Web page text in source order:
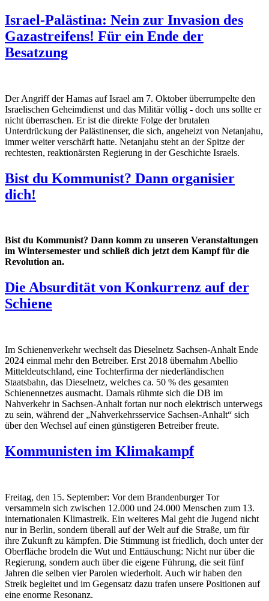
Israel-Palästina: Nein zur Invasion des
Gazastreifens! Für ein Ende der
Besatzung
Der Angriff der Hamas auf Israel am 7. Oktober überrumpelte den
Israelischen Geheimdienst und das Militär völlig - doch uns sollte er
nicht überraschen. Er ist die direkte Folge der brutalen
Unterdrückung der Palästinenser, die sich, angeheizt von Netanjahu,
immer weiter verschärft hatte. Netanjahu steht an der Spitze der
rechtesten, reaktionärsten Regierung in der Geschichte Israels.
Bist du Kommunist? Dann organisier
dich!
Bist du Kommunist? Dann komm zu unseren Veranstaltungen
im Wintersemester und schließ dich jetzt dem Kampf für die
Revolution an.
Die Absurdität von Konkurrenz auf der
Schiene
Im Schienenverkehr wechselt das Dieselnetz Sachsen-Anhalt Ende
2024 einmal mehr den Betreiber. Erst 2018 übernahm Abellio
Mitteldeutschland, eine Tochterfirma der niederländischen
Staatsbahn, das Dieselnetz, welches ca. 50 % des gesamten
Schienennetzes ausmacht. Damals rühmte sich die DB im
Nahverkehr in Sachsen-Anhalt fortan nur noch elektrisch unterwegs
zu sein, während der „Nahverkehrsservice Sachsen-Anhalt“ sich
über den Wechsel auf einen günstigeren Betreiber freute.
Kommunisten im Klimakampf
Freitag, den 15. September: Vor dem Brandenburger Tor
versammeln sich zwischen 12.000 und 24.000 Menschen zum 13.
internationalen Klimastreik. Ein weiteres Mal geht die Jugend nicht
nur in Berlin, sondern überall auf der Welt auf die Straße, um für
ihre Zukunft zu kämpfen. Die Stimmung ist friedlich, doch unter der
Oberfläche brodeln die Wut und Enttäuschung: Nicht nur über die
Regierung, sondern auch über die eigene Führung, die seit fünf
Jahren die selben vier Parolen wiederholt. Auch wir haben den
Streik begleitet und im Gegensatz dazu trafen unsere Positionen auf
eine enorme Resonanz.